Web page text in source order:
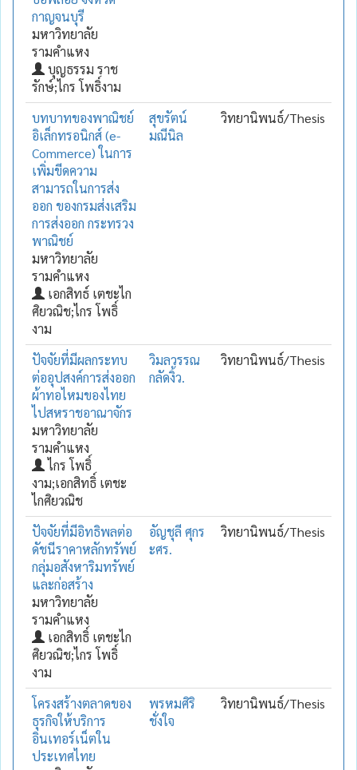
กาญจนบุรี
มหาวิทยาลัย
รามคำแหง
บุญธรรม ราช
รักษ์;ไกร โพธิ์งาม
บทบาทของพาณิชย์
อิเล็กทรอนิกส์ (e-
Commerce) ในการ
เพิ่มขีดความ
สามารถในการส่ง
ออก ของกรมส่งเสริม
การส่งออก กระทรวง
พาณิชย์
มหาวิทยาลัย
รามคำแหง
เอกสิทธ์ เตชะไก
ศิยวณิช;ไกร โพธิ์
งาม
สุขรัตน์
มณีนิล
วิทยานิพนธ์/Thesis
ปัจจัยที่มีผลกระทบ
ต่ออุปสงค์การส่งออก
ผ้าทอไหมของไทย
ไปสหราชอาณาจักร
มหาวิทยาลัย
รามคำแหง
ไกร โพธิ์
งาม;เอกสิทธิ์ เตชะ
ไกศิยวณิช
วิมลวรรณ
กลัดงิ้ว.
วิทยานิพนธ์/Thesis
ปัจจัยที่มีอิทธิพลต่อ
ดัชนีราคาหลักทรัพย์
กลุ่มอสังหาริมทรัพย์
และก่อสร้าง
มหาวิทยาลัย
รามคำแหง
เอกสิทธิ์ เตชะไก
ศิยวณิช;ไกร โพธิ์
งาม
อัญชุลี ศุกร
ะศร.
วิทยานิพนธ์/Thesis
โครงสร้างตลาดของ
ธุรกิจให้บริการ
อินเทอร์เน็ตใน
ประเทศไทย
พรหมศิริ
ชั่งใจ
วิทยานิพนธ์/Thesis